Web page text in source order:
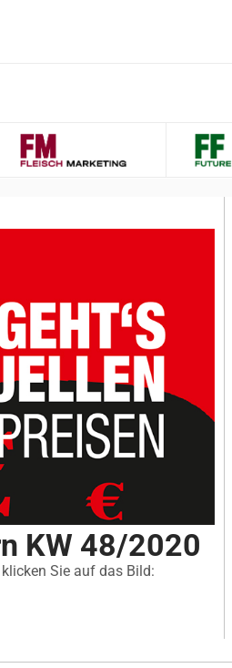
KW 48/2020
Sie auf das Bild: